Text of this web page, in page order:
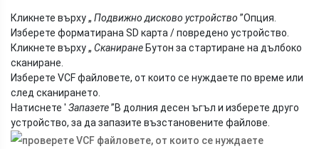
Кликнете върху „ Подвижно дисково устройство ”Опция.
Изберете форматирана SD карта / повредено устройство.
Кликнете върху „ Сканиране Бутон за стартиране на дълбоко
сканиране.
Изберете VCF файловете, от които се нуждаете по време или
след сканирането.
Натиснете ' Запазете”В долния десен ъгъл и изберете друго
устройство, за да запазите възстановените файлове.